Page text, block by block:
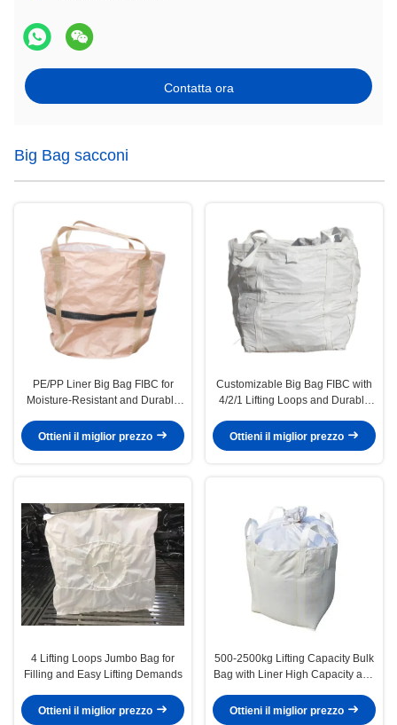
Contatta ora
Big Bag sacconi
PE/PP Liner Big Bag FIBC for
Moisture-Resistant and Durable
Ottieni il miglior prezzo
Customizable Big Bag FIBC with
4/2/1 Lifting Loops and Durable
Ottieni il miglior prezzo
4 Lifting Loops Jumbo Bag for
Filling and Easy Lifting Demands
Ottieni il miglior prezzo
500-2500kg Lifting Capacity Bulk
Bag with Liner High Capacity and
Ottieni il miglior prezzo